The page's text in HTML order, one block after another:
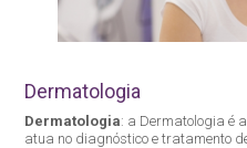
Dermatologia
Dermatologia: a Dermatologia é
atua no diagnóstico e tratamento